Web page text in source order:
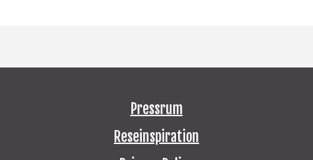
Pressrum
Reseinspiration